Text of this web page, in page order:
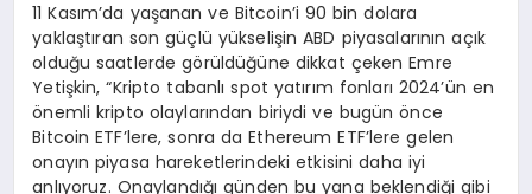
11 Kasım’da yaşanan ve Bitcoin’i 90 bin dolara
yaklaştıran son güçlü yükselişin ABD piyasalarının açık
olduğu saatlerde görüldüğüne dikkat çeken Emre
Yetişkin, “Kripto tabanlı spot yatırım fonları 2024’ün en
önemli kripto olaylarından biriydi ve bugün önce
Bitcoin ETF’lere, sonra da Ethereum ETF’lere gelen
onayın piyasa hareketlerindeki etkisini daha iyi
anlıyoruz. Onaylandığı günden bu yana beklendiği gibi